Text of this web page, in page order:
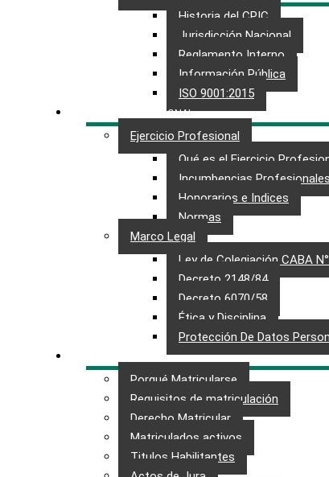
Historia del CPIC
Jurisdicción Nacional
Reglamento Interno
Información Pública
ISO 9001:2015
EJERCICIO PROFESIONAL
Ejercicio Profesional
Qué es el Ejercicio
Incumbencias Profesionales
Honorarios e Indices
Normas
Marco Legal
Ley de Colegiación CABA
Decreto 2148/84
Decreto 6070/58
Ética y Disciplina
Protección De Datos
Porqué Matricularse
Requisitos de matriculación
Derecho Matricular
Matriculados activos
Titulos Habilitantes